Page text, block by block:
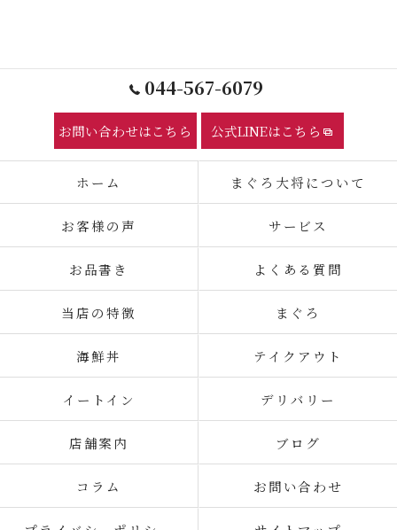
044-567-6079
お問い合わせはこちら 公式LINEはこちら
ホーム まぐろ大将について
お客様の声 サービス
お品書き よくある質問
当店の特徴 まぐろ
海鮮丼 テイクアウト
イートイン デリバリー
店舗案内 ブログ
コラム お問い合わせ